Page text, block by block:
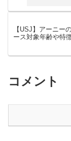
【USJ】アーニー
ース対象年齢や特
コメント